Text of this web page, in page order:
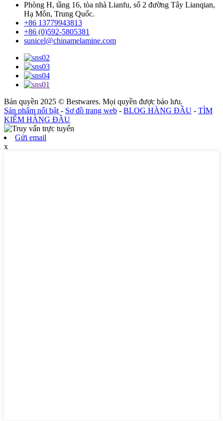
Phòng H, tầng 16, tòa nhà Lianfu, số 2 đường Tây Lianqian,
Hạ Môn, Trung Quốc.
+86 13779943813
+86 (0)592-5805381
sunicel@chinamelamine.com
Bản quyền 2025 © Bestwares. Mọi quyền được bảo lưu.
Sản phẩm nổi bật- Sơ đồ trang web - BLOG HÀNG ĐẦU - TÌM
KIẾM HÀNG ĐẦU
Gửi email
x